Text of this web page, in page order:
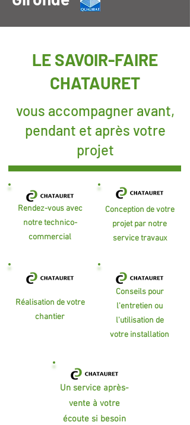
LE SAVOIR-FAIRE
CHATAURET
vous accompagner avant,
pendant et après votre
projet
Rendez-vous avec
notre technico-
commercial
Conception de votre
projet par notre
service travaux
Réalisation de votre
chantier
Conseils pour
l'entretien ou
l'utilisation de
votre installation
Un service après-
vente à votre
écoute si besoin